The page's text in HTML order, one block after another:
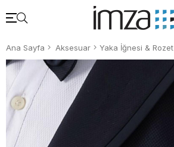
Ana Sayfa Aksesuar Yaka İğnesi & Rozet